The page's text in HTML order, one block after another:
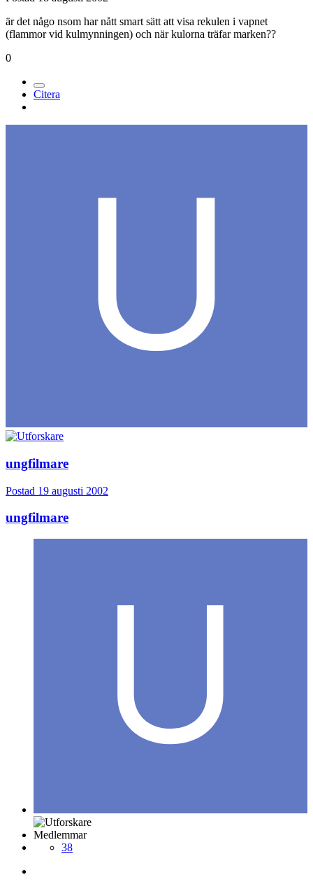
är det någo nsom har nått smart sätt att visa rekulen i vapnet
(flammor vid kulmynningen) och när kulorna träfar marken??
0
Citera
ungfilmare
Postad 19 augusti 2002
ungfilmare
Medlemmar
38